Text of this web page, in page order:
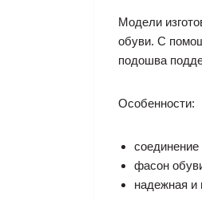
Модели
обуви. С
подошва
Особенности:
фасон
надежная и